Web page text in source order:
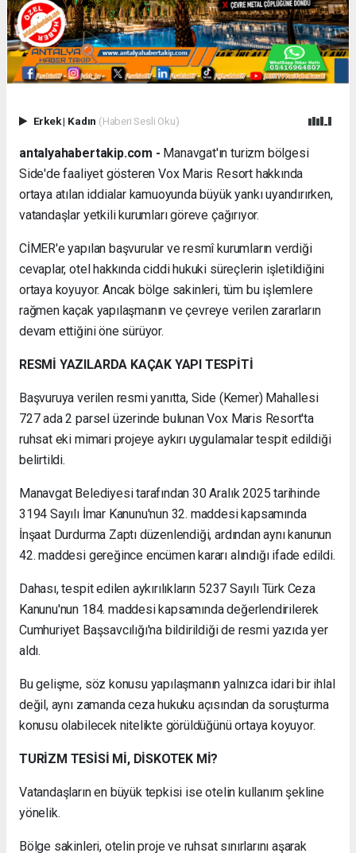
Erkek| Kadın (Haberi Sesli Oku)
antalyahabertakip.com - Manavgat'ın turizm bölgesi
Side'de faaliyet gösteren Vox Maris Resort hakkında
ortaya atılan iddialar kamuoyunda büyük yankı uyandırırken,
vatandaşlar yetkili kurumları göreve çağırıyor.
CİMER'e yapılan başvurular ve resmî kurumların verdiği
cevaplar, otel hakkında ciddi hukuki süreçlerin işletildiğini
ortaya koyuyor. Ancak bölge sakinleri, tüm bu işlemlere
rağmen kaçak yapılaşmanın ve çevreye verilen zararların
devam ettiğini öne sürüyor.
RESMİ YAZILARDA KAÇAK YAPI TESPİTİ
Başvuruya verilen resmi yanıtta, Side (Kemer) Mahallesi
727 ada 2 parsel üzerinde bulunan Vox Maris Resort'ta
ruhsat eki mimari projeye aykırı uygulamalar tespit edildiği
belirtildi.
Manavgat Belediyesi tarafından 30 Aralık 2025 tarihinde
3194 Sayılı İmar Kanunu'nun 32. maddesi kapsamında
İnşaat Durdurma Zaptı düzenlendiği, ardından aynı kanunun
42. maddesi gereğince encümen kararı alındığı ifade edildi.
Dahası, tespit edilen aykırılıkların 5237 Sayılı Türk Ceza
Kanunu'nun 184. maddesi kapsamında değerlendirilerek
Cumhuriyet Başsavcılığı'na bildirildiği de resmi yazıda yer
aldı.
Bu gelişme, söz konusu yapılaşmanın yalnızca idari bir ihlal
değil, aynı zamanda ceza hukuku açısından da soruşturma
konusu olabilecek nitelikte görüldüğünü ortaya koyuyor.
TURİZM TESİSİ Mİ, DİSKOTEK Mİ?
Vatandaşların en büyük tepkisi ise otelin kullanım şekline
yönelik.
Bölge sakinleri, otelin proje ve ruhsat sınırlarını aşarak